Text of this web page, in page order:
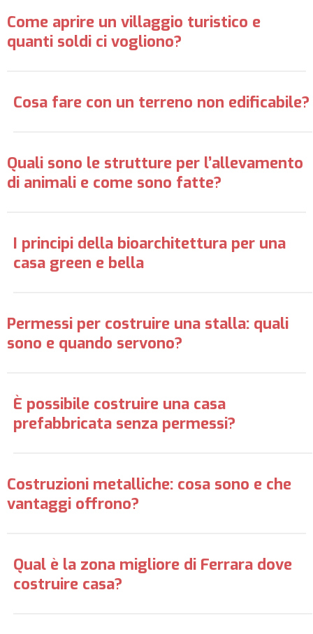
Come aprire un villaggio turistico e
quanti soldi ci vogliono?
Cosa fare con un terreno non edificabile?
Quali sono le strutture per l’allevamento
di animali e come sono fatte?
I principi della bioarchitettura per una
casa green e bella
Permessi per costruire una stalla: quali
sono e quando servono?
È possibile costruire una casa
prefabbricata senza permessi?
Costruzioni metalliche: cosa sono e che
vantaggi offrono?
Qual è la zona migliore di Ferrara dove
costruire casa?